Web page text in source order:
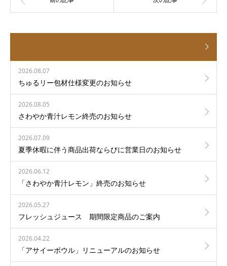
2026.08.07
ちゅるリー包材仕様変更のお知らせ
2026.08.05
さわやか青汁レモン終売のお知らせ
2026.07.09
夏季休暇に伴う商品出荷ならびに営業日のお知らせ
2026.06.12
「さわやか青汁レモン」終売のお知らせ
2026.05.27
フレッシュジュース 期間限定商品のご案内
2026.04.22
「アサイーボウル」リニューアルのお知らせ